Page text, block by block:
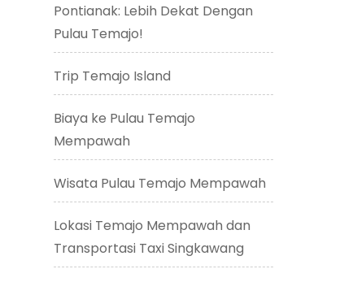
Pontianak: Lebih Dekat Dengan
Pulau Temajo!
Trip Temajo Island
Biaya ke Pulau Temajo
Mempawah
Wisata Pulau Temajo Mempawah
Lokasi Temajo Mempawah dan
Transportasi Taxi Singkawang